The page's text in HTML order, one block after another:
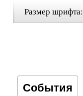
Размер шрифта:
События